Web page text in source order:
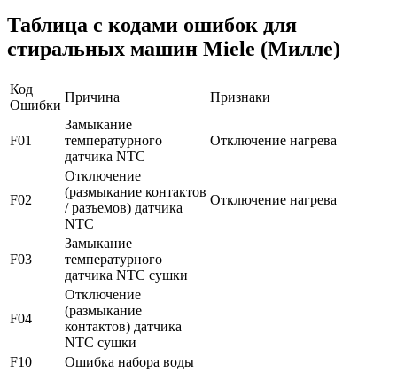
Таблица с кодами ошибок для
стиральных машин Miele (Милле)
Код
Ошибки
Причина Признаки
F01
Замыкание
температурного
датчика NTC
Отключение нагрева
F02
Отключение
(размыкание контактов
/ разъемов) датчика
NTC
Отключение нагрева
F03
Замыкание
температурного
датчика NTC сушки
F04
Отключение
(размыкание
контактов) датчика
NTC сушки
F10
Ошибка набора воды